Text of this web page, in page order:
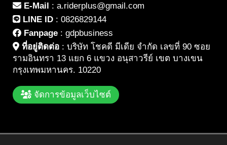
E-Mail : a.riderplus@gmail.com
LINE ID : 0826829144
Fanpage : gdpbusiness
ที่อยู่ติดต่อ : บริษัท โชคดี มีเดีย จำกัด เลขที่ 90 ซอย
รามอินทรา 13 แยก 6 แขวง อนุสาวรีย์ เขต บางเขน
กรุงเทพมหานคร. 10220
จัดการข้อมูลเว็บไซต์